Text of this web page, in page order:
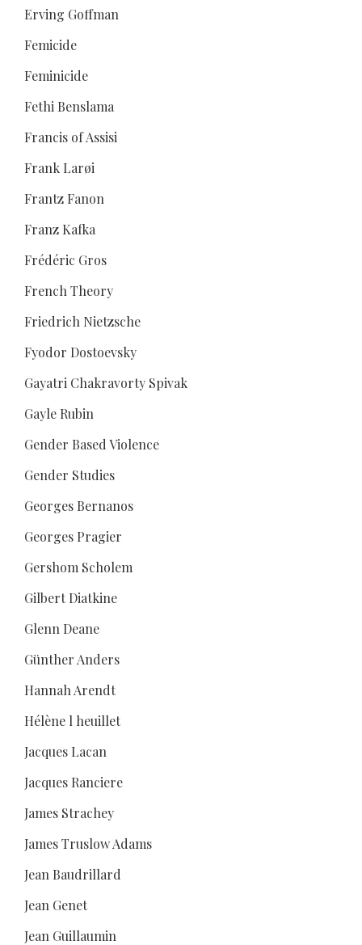
Erving Goffman
Femicide
Feminicide
Fethi Benslama
Francis of Assisi
Frank Larøi
Frantz Fanon
Franz Kafka
Frédéric Gros
French Theory
Friedrich Nietzsche
Fyodor Dostoevsky
Gayatri Chakravorty Spivak
Gayle Rubin
Gender Based Violence
Gender Studies
Georges Bernanos
Georges Pragier
Gershom Scholem
Gilbert Diatkine
Glenn Deane
Günther Anders
Hannah Arendt
Hélène l heuillet
Jacques Lacan
Jacques Ranciere
James Strachey
James Truslow Adams
Jean Baudrillard
Jean Genet
Jean Guillaumin